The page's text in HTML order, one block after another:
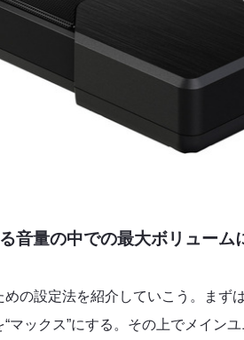
音量の中での最大ボリューム
の設定法を紹介していこう。まず
マックス”にする。その上でメイン